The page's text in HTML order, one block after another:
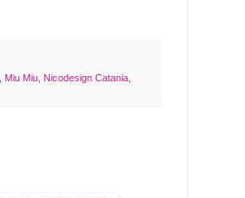
Miu Miu Nicodesign Catania